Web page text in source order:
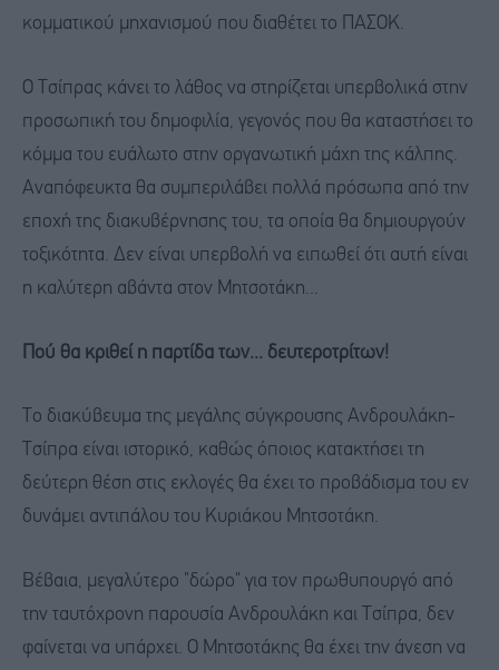
κομματικού μηχανισμού που διαθέτει το ΠΑΣΟΚ.
Ο Τσίπρας κάνει το λάθος να στηρίζεται υπερβολικά στην
προσωπική του δημοφιλία, γεγονός που θα καταστήσει το
κόμμα του ευάλωτο στην οργανωτική μάχη της κάλπης.
Αναπόφευκτα θα συμπεριλάβει πολλά πρόσωπα από την
εποχή της διακυβέρνησης του, τα οποία θα δημιουργούν
τοξικότητα. Δεν είναι υπερβολή να ειπωθεί ότι αυτή είναι
η καλύτερη αβάντα στον Μητσοτάκη...
Πού θα κριθεί η παρτίδα των... δευτεροτρίτων!
Το διακύβευμα της μεγάλης σύγκρουσης Ανδρουλάκη-
Τσίπρα είναι ιστορικό, καθώς όποιος κατακτήσει τη
δεύτερη θέση στις εκλογές θα έχει το προβάδισμα του εν
δυνάμει αντιπάλου του Κυριάκου Μητσοτάκη.
Βέβαια, μεγαλύτερο "δώρο" για τον πρωθυπουργό από
την ταυτόχρονη παρουσία Ανδρουλάκη και Τσίπρα, δεν
φαίνεται να υπάρχει. Ο Μητσοτάκης θα έχει την άνεση να